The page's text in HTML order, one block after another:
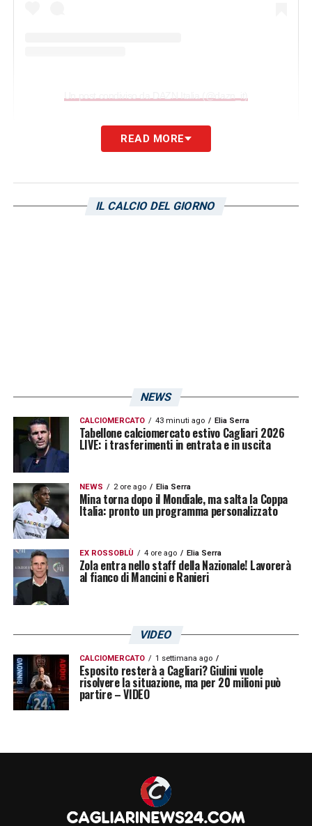
LEGGI ANCHE:Infortunio Mina, il Cagliari
READ MORE
IL CALCIO DEL GIORNO
NEWS
CALCIOMERCATO 43 minuti ago Elia Serra
Tabellone calciomercato estivo Cagliari 2026
LIVE: i trasferimenti in entrata e in uscita
NEWS 2 ore ago Elia Serra
Mina torna dopo il Mondiale, ma salta la Coppa
Italia: pronto un programma personalizzato
EX ROSSOBLÙ 4 ore ago Elia Serra
Zola entra nello staff della Nazionale! Lavorerà
al fianco di Mancini e Ranieri
VIDEO
CALCIOMERCATO 1 settimana ago
Esposito resterà a Cagliari? Giulini vuole
risolvere la situazione, ma per 20 milioni può
partire – VIDEO